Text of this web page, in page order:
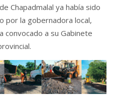
Chapadmalal ya había sido
por la gobernadora local,
convocado a su Gabinete